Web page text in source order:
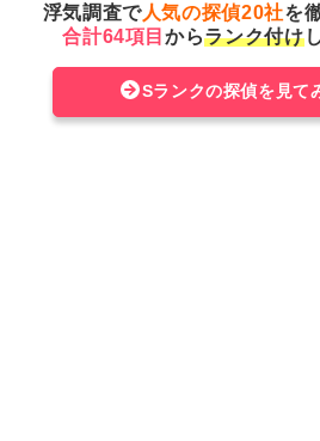
い場所でも撮
でも使いやす
は撮れるでしょ
見つけた証拠
また、隠し撮
隠しカメラと
腕時計に似せ
浮気調査で人気の探偵20社を
合計64項目からランク付け
Sランクの探偵を見て